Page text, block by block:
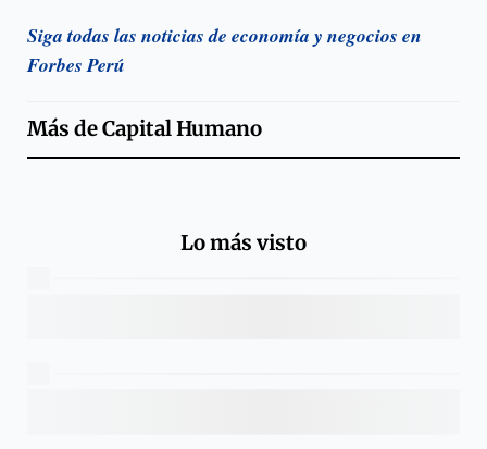
Siga todas las noticias de economía y negocios en
Forbes Perú
Más deCapital Humano
Lo más visto